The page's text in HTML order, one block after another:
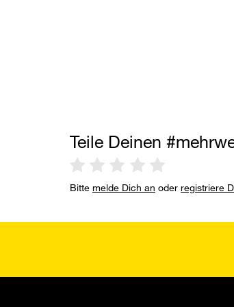
Teile Deinen
Bitte melde Dich an oder registriere